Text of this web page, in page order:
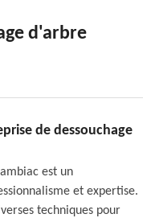
d'arbre
de dessouchage
est un
et expertise.
techniques pour